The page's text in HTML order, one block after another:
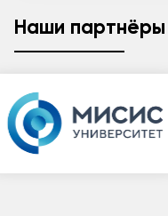
Наши партнёры